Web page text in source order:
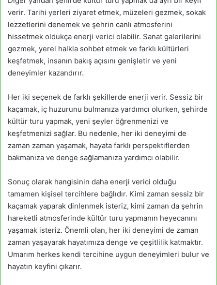
verir. Tarihi yerleri ziyaret etmek, müzeleri gezmek, sokak
lezzetlerini denemek ve şehrin canlı atmosferini
hissetmek oldukça enerji verici olabilir. Sanat galerilerini
gezmek, yerel halkla sohbet etmek ve farklı kültürleri
keşfetmek, insanın bakış açısını genişletir ve yeni
deneyimler kazandırır.
Her iki seçenek de farklı şekillerde enerji verir. Sessiz bir
kaçamak, iç huzurunu bulmanıza yardımcı olurken, şehirde
kültür turu yapmak, yeni şeyler öğrenmenizi ve
keşfetmenizi sağlar. Bu nedenle, her iki deneyimi de
zaman zaman yaşamak, hayata farklı perspektiflerden
bakmanıza ve denge sağlamanıza yardımcı olabilir.
Sonuç olarak hangisinin daha enerji verici olduğu
tamamen kişisel tercihlere bağlıdır. Kimi zaman sessiz bir
kaçamak yaparak dinlenmek isteriz, kimi zaman da şehrin
hareketli atmosferinde kültür turu yapmanın heyecanını
yaşamak isteriz. Önemli olan, her iki deneyimi de zaman
zaman yaşayarak hayatımıza denge ve çeşitlilik katmaktır.
Umarım herkes kendi tercihine uygun deneyimleri bulur ve
hayatın keyfini çıkarır.